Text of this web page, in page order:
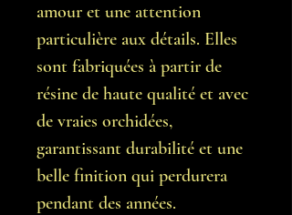
amour et une attention
particulière aux détails. Elles
sont fabriquées à partir de
résine de haute qualité et avec
de vraies orchidées,
garantissant durabilité et une
belle finition qui perdurera
pendant des années.